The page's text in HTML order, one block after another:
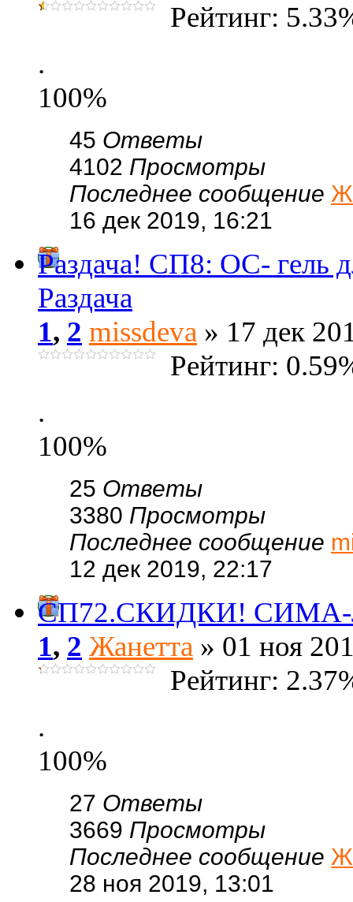
Рейтинг:
.
100%
45 Ответы
4102 Просмотры
Последнее сообщение
16 дек 2019, 16:21
Раздача! СП8: ОС- гель
Раздача
1, 2 missdeva » 17 дек
Рейтинг:
.
100%
25 Ответы
3380 Просмотры
Последнее сообщение
12 дек 2019, 22:17
СП72.СКИДКИ! СИМА-
1, 2 Жанетта » 01 ноя
Рейтинг:
.
100%
27 Ответы
3669 Просмотры
Последнее сообщение
28 ноя 2019, 13:01